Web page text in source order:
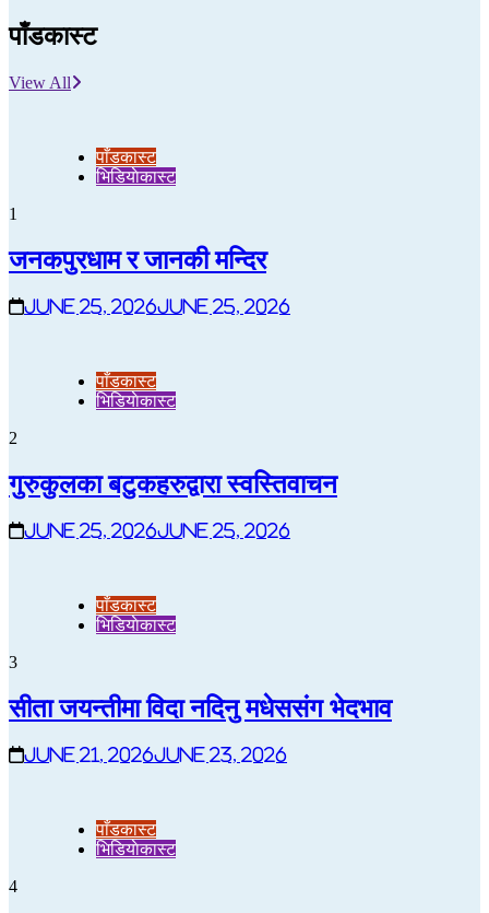
पाँडकास्ट
View All
पाँडकास्ट
भिडियाेकास्ट
1
जनकपुरधाम र जानकी मन्दिर
June 25, 2026June 25, 2026
पाँडकास्ट
भिडियाेकास्ट
2
गुरुकुलका बटुकहरुद्वारा स्वस्तिवाचन
June 25, 2026June 25, 2026
पाँडकास्ट
भिडियाेकास्ट
3
सीता जयन्तीमा विदा नदिनु मधेससंग भेदभाव
June 21, 2026June 23, 2026
पाँडकास्ट
भिडियाेकास्ट
4